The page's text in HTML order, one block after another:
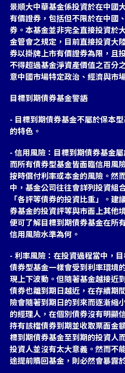
景順大中華基金係投資於在中國
有價證券，包括但不限於在中國
券。本基金並非完全直接投資於
金管會之規定，目前直接投資大
券以掛牌上市有價證券為限，且
不得超過基金淨資產價值之百分
意中國市場特定政治、經濟與市
目標到期債券基金警語
- 目標到期債券基金不屬於保本
的特色。
- 信用風險：目標到期債券基金
而所有債券型基金皆面臨信用風
按時償付利率或本金的風險。然
中，基金公司往往會詳列投資組
「各評等債券的投資比重」。建
券基金的投資評等與市面上其他
便可了解目標到期債券基金在所
信用風險水準為何。
- 利率風險：在投資過程當中，
債券型基金一樣會受到利率環境
現上下波動。但隨著基金越接近
債券也離到期日越近，在存續期
險會隨著到期日的到來而逐漸縮
的經理人，在個別債券沒有明顯
持有該檔債券到期並收取票面金
標到期債券基金至到期的投資人
投資人並沒有太大意義。然而不
途提前贖回基金，則必然會暴露